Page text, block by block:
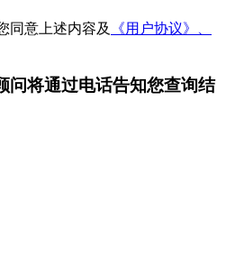
同意上述内容及
《用户协议》、
问将通过电话告知您查询结